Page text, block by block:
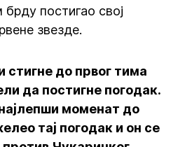
постигао свој
звезде.
стигне до првог тима
да постигне погодак.
моменaт до
тај погодак и он се